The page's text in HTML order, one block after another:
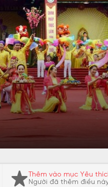
Thêm vào mục Yêu
Người đã thêm điều